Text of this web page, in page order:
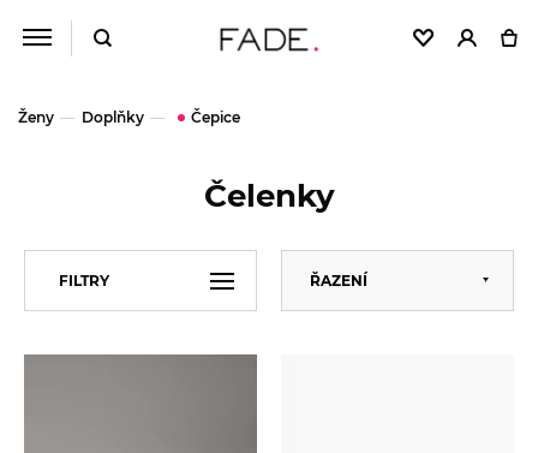
Ženy Doplňky Čepice
Čelenky
FILTRY ŘAZENÍ
Výchozí
Abecedně